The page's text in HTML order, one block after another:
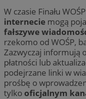
W czasie Finału
internecie mogą
fałszywe
rzekomo od WOŚP,
Zazwyczaj informują
płatności lub
podejrzane linki w
prośbę o
tylko oficjalnym